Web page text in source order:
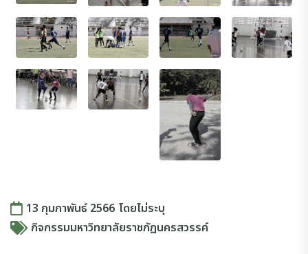
13 กุมภาพันธ์ 2566 โดยไม่ระบุ
กิจกรรมมหาวิทยาลัยราชภัฏนครสวรรค์